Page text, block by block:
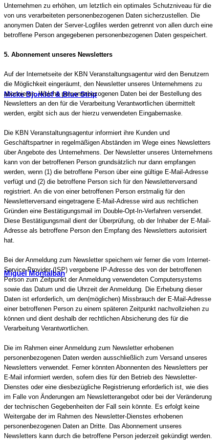
Micke Bjorklof & Blue Strip
Miguel Montalban
Unternehmen zu erhöhen, um letztlich ein optimales Schutzniveau für die
von uns verarbeiteten personenbezogenen Daten sicherzustellen. Die
anonymen Daten der Server-Logfiles werden getrennt von allen durch eine
betroffene Person angegebenen personenbezogenen Daten gespeichert.
5. Abonnement unseres Newsletters
Auf der Internetseite der KBN Veranstaltungsagentur wird den Benutzern
die Möglichkeit eingeräumt, den Newsletter unseres Unternehmens zu
abonnieren. Welche personenbezogenen Daten bei der Bestellung des
Newsletters an den für die Verarbeitung Verantwortlichen übermittelt
werden, ergibt sich aus der hierzu verwendeten Eingabemaske.
Die KBN Veranstaltungsagentur informiert ihre Kunden und
Geschäftspartner in regelmäßigen Abständen im Wege eines Newsletters
über Angebote des Unternehmens. Der Newsletter unseres Unternehmens
kann von der betroffenen Person grundsätzlich nur dann empfangen
werden, wenn (1) die betroffene Person über eine gültige E-Mail-Adresse
verfügt und (2) die betroffene Person sich für den Newsletterversand
registriert. An die von einer betroffenen Person erstmalig für den
Newsletterversand eingetragene E-Mail-Adresse wird aus rechtlichen
Gründen eine Bestätigungsmail im Double-Opt-In-Verfahren versendet.
Diese Bestätigungsmail dient der Überprüfung, ob der Inhaber der E-Mail-
Adresse als betroffene Person den Empfang des Newsletters autorisiert
hat.
Bei der Anmeldung zum Newsletter speichern wir ferner die vom Internet-
Service-Provider (ISP) vergebene IP-Adresse des von der betroffenen
Person zum Zeitpunkt der Anmeldung verwendeten Computersystems
sowie das Datum und die Uhrzeit der Anmeldung. Die Erhebung dieser
Daten ist erforderlich, um den(möglichen) Missbrauch der E-Mail-Adresse
einer betroffenen Person zu einem späteren Zeitpunkt nachvollziehen zu
können und dient deshalb der rechtlichen Absicherung des für die
Verarbeitung Verantwortlichen.
Die im Rahmen einer Anmeldung zum Newsletter erhobenen
personenbezogenen Daten werden ausschließlich zum Versand unseres
Newsletters verwendet. Ferner könnten Abonnenten des Newsletters per
E-Mail informiert werden, sofern dies für den Betrieb des Newsletter-
Dienstes oder eine diesbezügliche Registrierung erforderlich ist, wie dies
im Falle von Änderungen am Newsletterangebot oder bei der Veränderung
der technischen Gegebenheiten der Fall sein könnte. Es erfolgt keine
Weitergabe der im Rahmen des Newsletter-Dienstes erhobenen
personenbezogenen Daten an Dritte. Das Abonnement unseres
Newsletters kann durch die betroffene Person jederzeit gekündigt werden.